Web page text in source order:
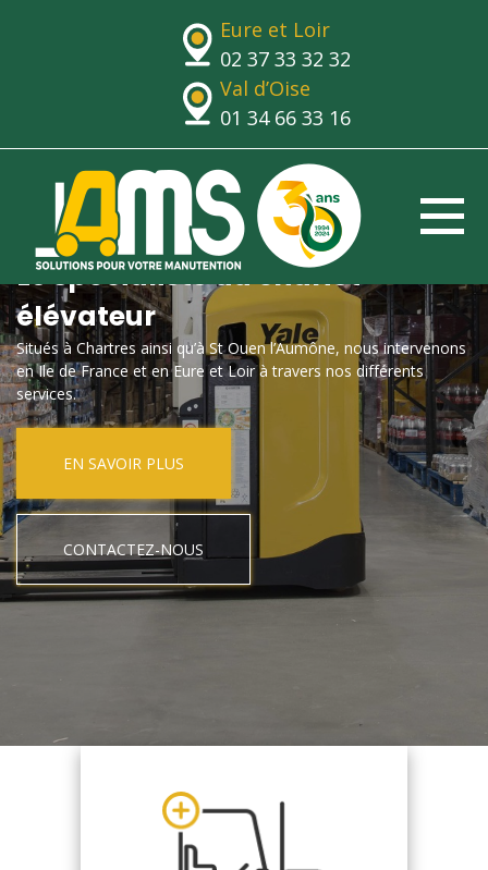
Eure et Loir
02 37 33 32 32
Val d’Oise
01 34 66 33 16
Le spécialiste du chariot
élévateur
Situés à Chartres ainsi qu’à St Ouen l’Aumône, nous intervenons
en Ile de France et en Eure et Loir à travers nos différents
services.
EN SAVOIR PLUS
CONTACTEZ-NOUS